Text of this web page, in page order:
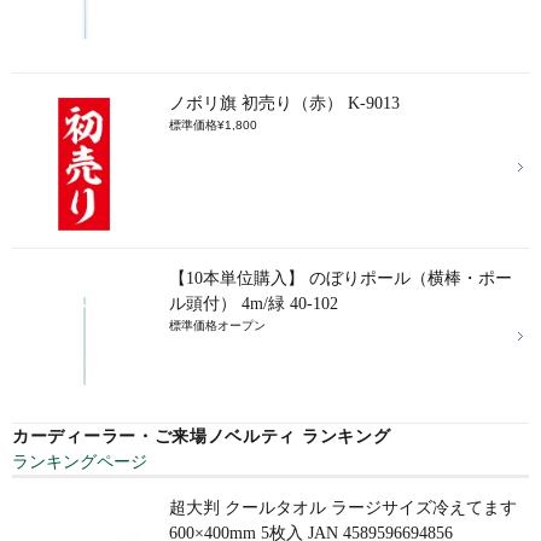
ノボリ旗 初売り（赤） K-9013
標準価格¥1,800
【10本単位購入】 のぼりポール（横棒・ポー
ル頭付） 4m/緑 40-102
標準価格オープン
カーディーラー・ご来場ノベルティ ランキング
ランキングページ
超大判 クールタオル ラージサイズ冷えてます
600×400mm 5枚入 JAN 4589596694856